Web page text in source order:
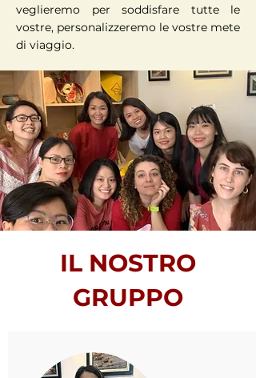
veglieremo per soddisfare tutte le
vostre, personalizzeremo le vostre mete
di viaggio.
IL NOSTRO
GRUPPO